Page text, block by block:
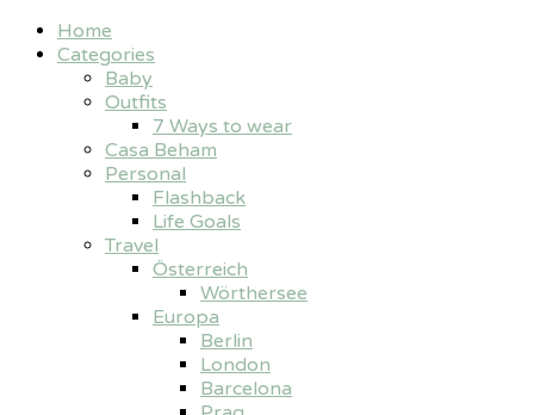
Home
Categories
Baby
Outfits
7 Ways to wear
Casa Beham
Personal
Flashback
Life Goals
Travel
Österreich
Wörthersee
Europa
Berlin
London
Barcelona